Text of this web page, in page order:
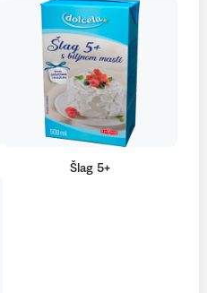
Šlag 5+